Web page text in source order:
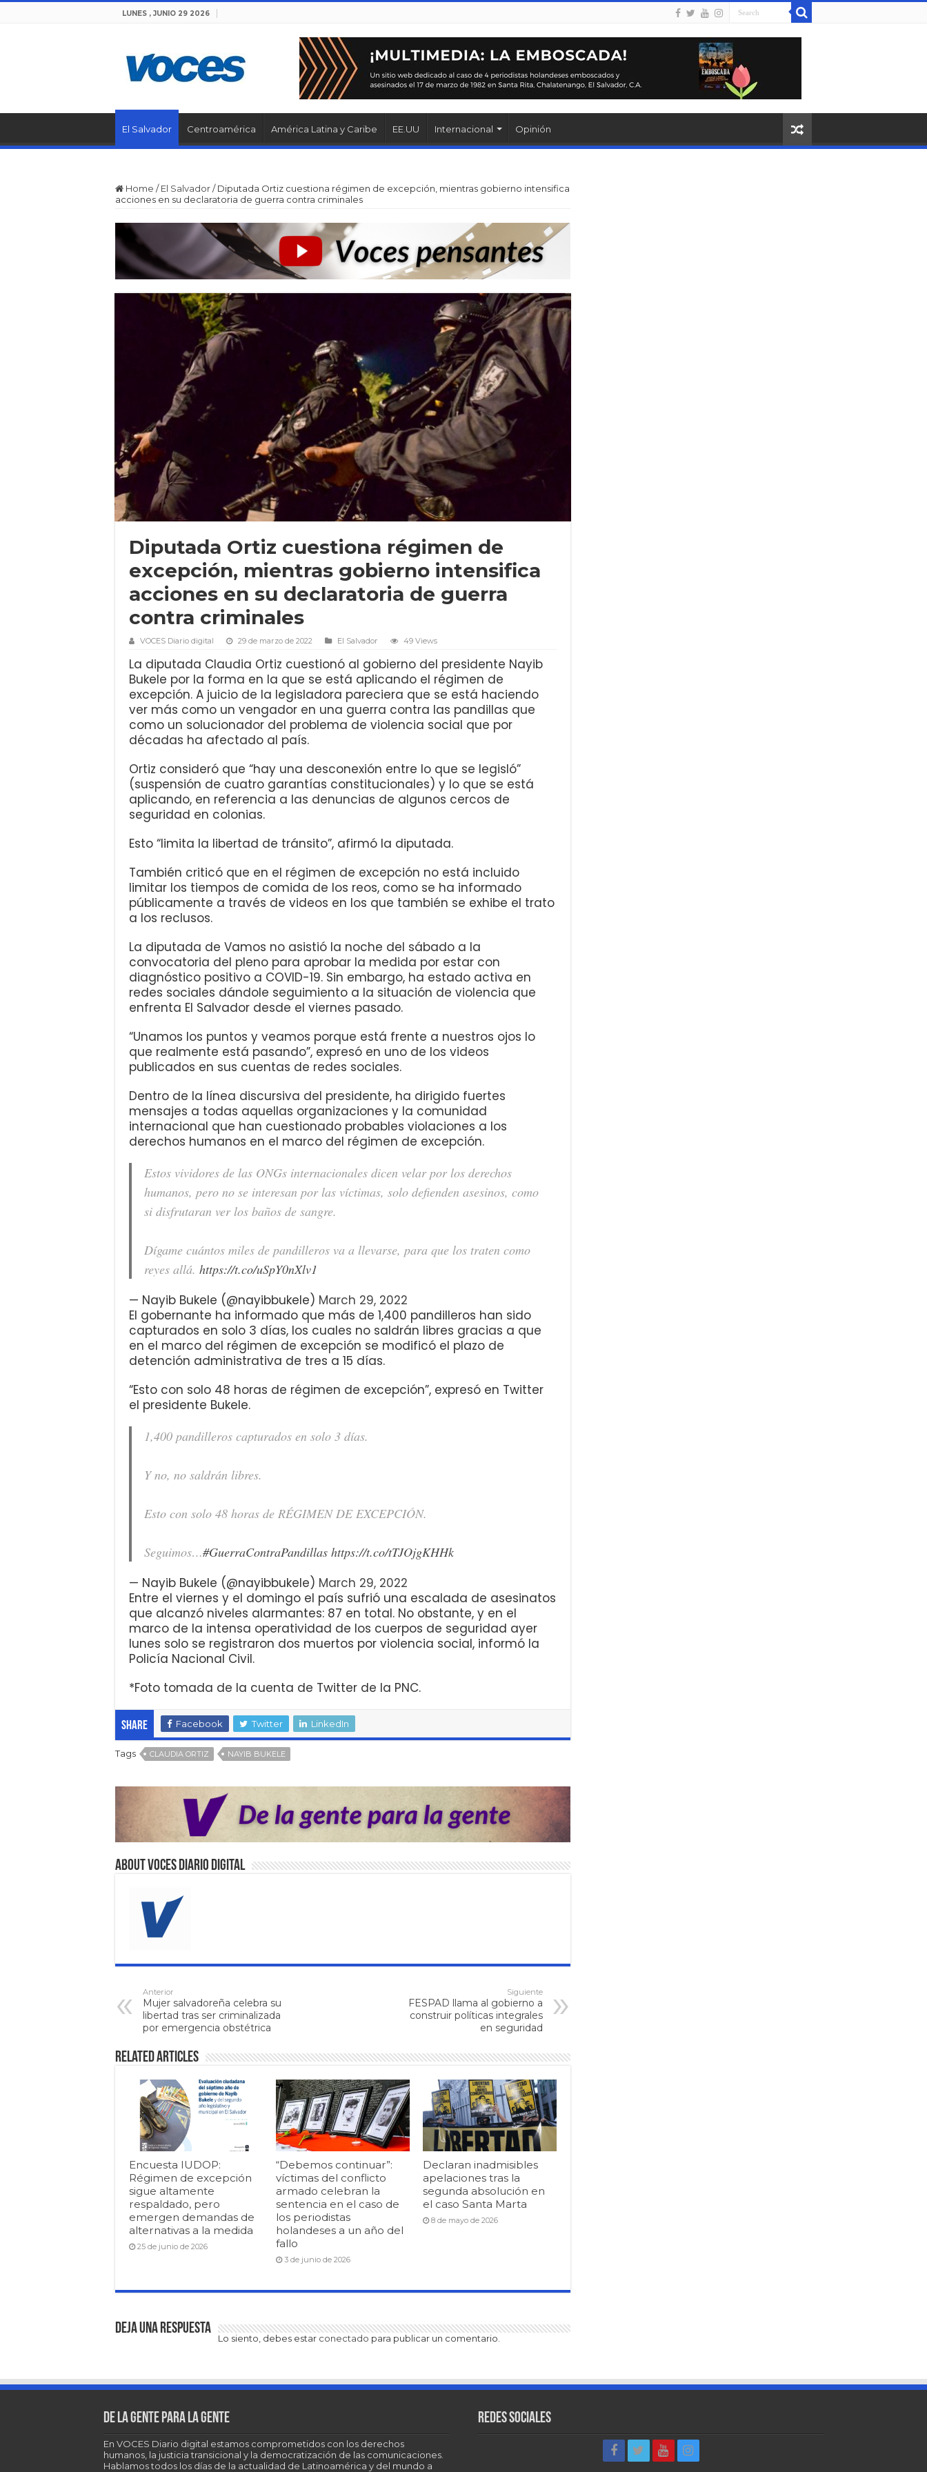
LUNES , JUNIO 29 2026
El Salvador Centroamérica América Latina y Caribe EE.UU Internacional Opinión
Home / El Salvador/ Diputada Ortiz cuestiona régimen de excepción, mientras gobierno intensifica
acciones en su declaratoria de guerra contra criminales
Diputada Ortiz cuestiona régimen de
excepción, mientras gobierno intensifica
acciones en su declaratoria de guerra
contra criminales
VOCES Diario digital 29 de marzo de 2022 El Salvador 49 Views
La diputada Claudia Ortiz cuestionó al gobierno del presidente Nayib
Bukele por la forma en la que se está aplicando el régimen de
excepción. A juicio de la legisladora pareciera que se está haciendo
ver más como un vengador en una guerra contra las pandillas que
como un solucionador del problema de violencia social que por
décadas ha afectado al país.
Ortiz consideró que “hay una desconexión entre lo que se legisló”
(suspensión de cuatro garantías constitucionales) y lo que se está
aplicando, en referencia a las denuncias de algunos cercos de
seguridad en colonias.
Esto “limita la libertad de tránsito”, afirmó la diputada.
También criticó que en el régimen de excepción no está incluido
limitar los tiempos de comida de los reos, como se ha informado
públicamente a través de videos en los que también se exhibe el trato
a los reclusos.
La diputada de Vamos no asistió la noche del sábado a la
convocatoria del pleno para aprobar la medida por estar con
diagnóstico positivo a COVID-19. Sin embargo, ha estado activa en
redes sociales dándole seguimiento a la situación de violencia que
enfrenta El Salvador desde el viernes pasado.
“Unamos los puntos y veamos porque está frente a nuestros ojos lo
que realmente está pasando”, expresó en uno de los videos
publicados en sus cuentas de redes sociales.
Dentro de la línea discursiva del presidente, ha dirigido fuertes
mensajes a todas aquellas organizaciones y la comunidad
internacional que han cuestionado probables violaciones a los
derechos humanos en el marco del régimen de excepción.
Estos vividores de las ONGs internacionales dicen velar por los derechos
humanos, pero no se interesan por las víctimas, solo defienden asesinos, como
si disfrutaran ver los baños de sangre.
Dígame cuántos miles de pandilleros va a llevarse, para que los traten como
reyes allá. https://t.co/uSpY0nXlv1
— Nayib Bukele (@nayibbukele) March 29, 2022
El gobernante ha informado que más de 1,400 pandilleros han sido
capturados en solo 3 días, los cuales no saldrán libres gracias a que
en el marco del régimen de excepción se modificó el plazo de
detención administrativa de tres a 15 días.
“Esto con solo 48 horas de régimen de excepción”, expresó en Twitter
el presidente Bukele.
1,400 pandilleros capturados en solo 3 días.
Y no, no saldrán libres.
Esto con solo 48 horas de RÉGIMEN DE EXCEPCIÓN.
Seguimos…#GuerraContraPandillas https://t.co/tTJOjgKHHk
— Nayib Bukele (@nayibbukele) March 29, 2022
Entre el viernes y el domingo el país sufrió una escalada de asesinatos
que alcanzó niveles alarmantes: 87 en total. No obstante, y en el
marco de la intensa operatividad de los cuerpos de seguridad ayer
lunes solo se registraron dos muertos por violencia social, informó la
Policía Nacional Civil.
*Foto tomada de la cuenta de Twitter de la PNC.
Share Facebook Twitter LinkedIn
Tags CLAUDIA ORTIZ NAYIB BUKELE
About VOCES Diario digital
Anterior
Mujer salvadoreña celebra su
libertad tras ser criminalizada
por emergencia obstétrica
Siguiente
FESPAD llama al gobierno a
construir políticas integrales
en seguridad
Related Articles
Encuesta IUDOP:
Régimen de excepción
sigue altamente
respaldado, pero
emergen demandas de
alternativas a la medida
25 de junio de 2026
“Debemos continuar”:
víctimas del conflicto
armado celebran la
sentencia en el caso de
los periodistas
holandeses a un año del
fallo
3 de junio de 2026
Declaran inadmisibles
apelaciones tras la
segunda absolución en
el caso Santa Marta
8 de mayo de 2026
Deja una respuesta
Lo siento, debes estar conectado para publicar un comentario.
De la gente para la gente
En VOCES Diario digital estamos comprometidos con los derechos
humanos, la justicia transicional y la democratización de las comunicaciones.
Hablamos todos los días de la actualidad de Latinoamérica y del mundo a
Redes sociales